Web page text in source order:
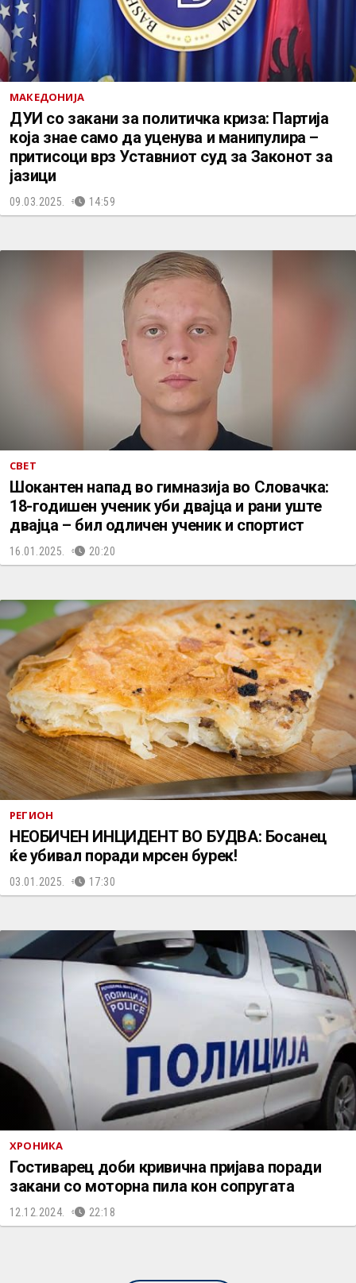
МАКЕДОНИЈА
ДУИ со закани за политичка криза: Партија
која знае само да уценува и манипулира –
притисоци врз Уставниот суд за Законот за
јазици
09.03.2025. 14:59
СВЕТ
Шокантен напад во гимназија во Словачка:
18-годишен ученик уби двајца и рани уште
двајца – бил одличен ученик и спортист
16.01.2025. 20:20
РЕГИОН
НЕОБИЧЕН ИНЦИДЕНТ ВО БУДВА: Босанец
ќе убивал поради мрсен бурек!
03.01.2025. 17:30
ХРОНИКА
Гостиварец доби кривична пријава поради
закани со моторна пила кон сопругата
12.12.2024. 22:18